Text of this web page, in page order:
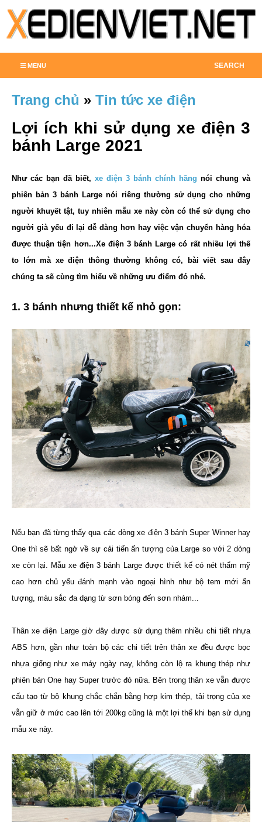
SEARCH
MENU
Trang chủ » Tin tức xe điện
Lợi ích khi sử dụng xe điện 3
bánh Large 2021
Như các bạn đã biết, xe điện 3 bánh chính hãng nói chung và
phiên bản 3 bánh Large nói riêng thường sử dụng cho những
người khuyết tật, tuy nhiên mẫu xe này còn có thể sử dụng cho
người già yếu đi lại dễ dàng hơn hay việc vận chuyển hàng hóa
được thuận tiện hơn...Xe điện 3 bánh Large có rất nhiều lợi thế
to lớn mà xe điện thông thường không có, bài viết sau đây
chúng ta sẽ cùng tìm hiểu về những ưu điểm đó nhé.
1. 3 bánh nhưng thiết kế nhỏ gọn:
Nếu bạn đã từng thấy qua các dòng xe điện 3 bánh Super Winner hay
One thì sẽ bất ngờ về sự cải tiến ấn tượng của Large so với 2 dòng
xe còn lại. Mẫu xe điện 3 bánh Large được thiết kế có nét thẩm mỹ
cao hơn chủ yếu đánh mạnh vào ngoại hình như bộ tem mới ấn
tượng, màu sắc đa dạng từ sơn bóng đến sơn nhám...
Thân xe điện Large giờ đây được sử dụng thêm nhiều chi tiết nhựa
ABS hơn, gần như toàn bộ các chi tiết trên thân xe đều được bọc
nhựa giống như xe máy ngày nay, không còn lộ ra khung thép như
phiên bản One hay Super trước đó nữa. Bên trong thân xe vẫn được
cấu tạo từ bộ khung chắc chắn bằng hợp kim thép, tải trọng của xe
vẫn giữ ở mức cao lên tới 200kg cũng là một lợi thế khi bạn sử dụng
mẫu xe này.